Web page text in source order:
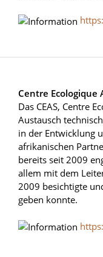
Centre Ecologique
Das CEAS, Centre
Austausch
in der Entwicklung
afrikanischen
bereits seit 2009
allem mit dem
2009 besichtigte
geben konnte.